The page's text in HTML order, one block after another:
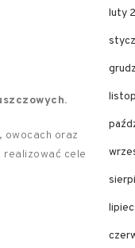
owocach oraz
realizować cele
luty